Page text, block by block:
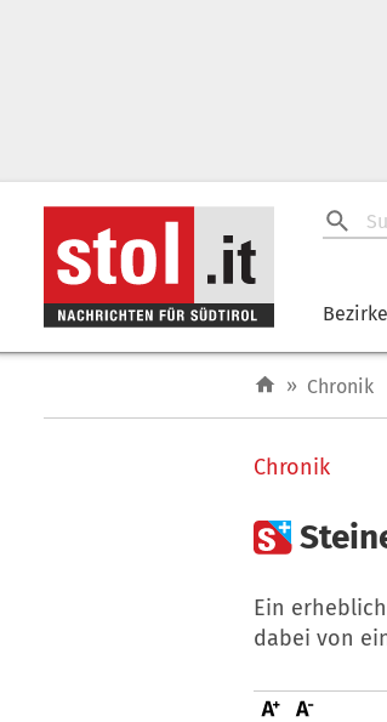
Bezirke
» Chronik
Chronik

Ein
dabei von